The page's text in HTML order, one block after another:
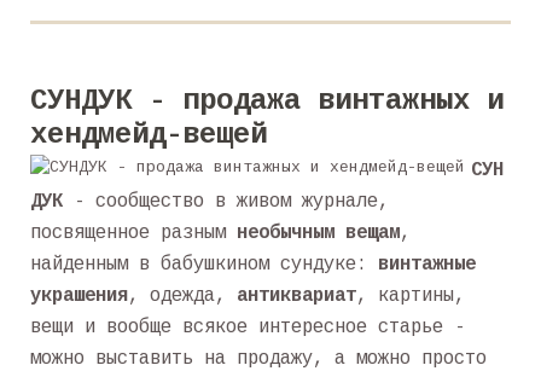
СУНДУК - продажа винтажных и
хендмейд-вещей
СУН
ДУК - сообщество в живом журнале,
посвященное разным необычным вещам,
найденным в бабушкином сундуке: винтажные
украшения, одежда, антиквариат, картины,
вещи и вообще всякое интересное старье -
можно выставить на продажу, а можно просто